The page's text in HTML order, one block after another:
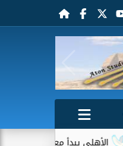
إسبانيا بمران قوي استعدادًا